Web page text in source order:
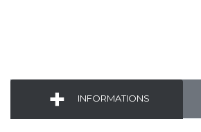
INFORMATIONS